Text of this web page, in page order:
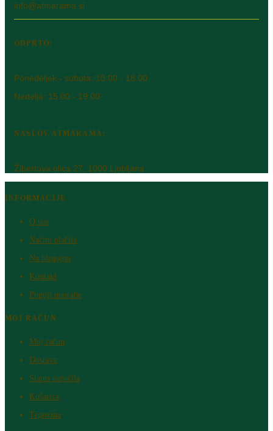
info@atmarama.si
ODPRTO:
Ponedeljek - sobota: 10.00 - 18.00
Nedelja: 15.00 - 19.00
NASLOV ATMARAMA:
Žibertova ulica 27, 1000 Ljubljana
INFORMACIJE
O nas
Načini plačila
Na blagajno
Kontakt
Pogoji uporabe
MOJ RAČUN
Moj račun
Dostava
Status naročila
Košarica
Trgovina